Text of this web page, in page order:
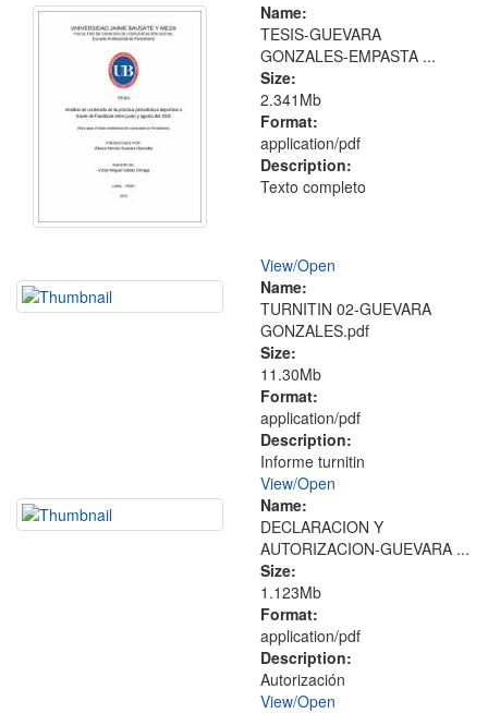
Name:
TESIS-GUEVARA
GONZALES-EMPASTA ...
Size:
2.341Mb
Format:
application/pdf
Description:
Texto completo
View/Open
Name:
TURNITIN 02-GUEVARA
GONZALES.pdf
Size:
11.30Mb
Format:
application/pdf
Description:
Informe turnitin
View/Open
Name:
DECLARACION Y
AUTORIZACION-GUEVARA ...
Size:
1.123Mb
Format:
application/pdf
Description:
Autorización
View/Open